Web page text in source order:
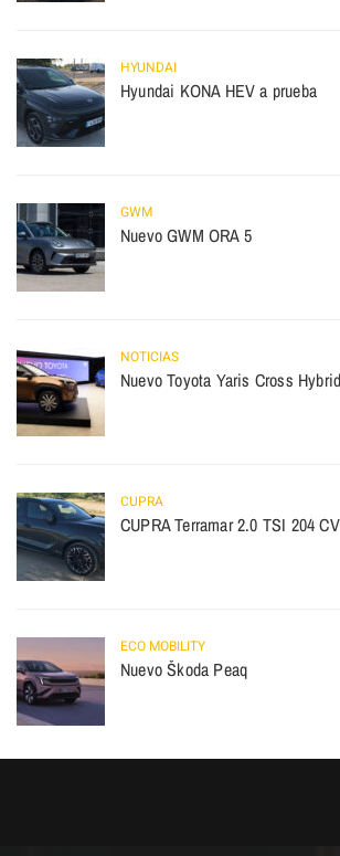
HYUNDAI
Hyundai KONA HEV a prueba
GWM
Nuevo GWM ORA 5
NOTICIAS
Nuevo Toyota Yaris Cross Hybrid
CUPRA
CUPRA Terramar 2.0 TSI 204
ECO MOBILITY
Nuevo Škoda Peaq